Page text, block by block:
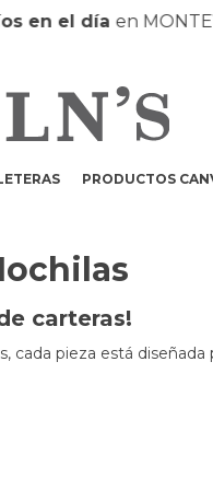
el díaen
PRODUCTOS
carteras!
pieza está